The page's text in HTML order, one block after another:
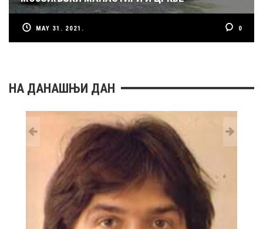
MAY 31. 2021. 0
НА ДАНАШЊИ ДАН